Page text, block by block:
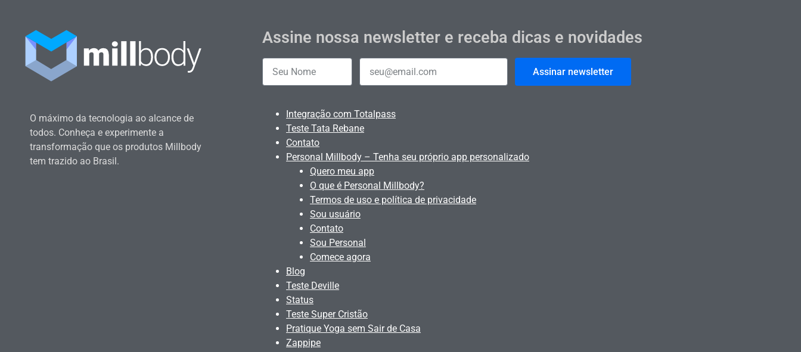
O máximo da tecnologia ao alcance de
todos. Conheça e experimente a
transformação que os produtos Millbody
tem trazido ao Brasil.
Assine nossa newsletter e receba dicas e novidades
Assinar newsletter
Integração com Totalpass
Teste Tata Rebane
Contato
Personal Millbody – Tenha seu próprio app personalizado
Quero meu app
O que é Personal Millbody?
Termos de uso e política de privacidade
Sou usuário
Contato
Sou Personal
Comece agora
Blog
Teste Deville
Status
Teste Super Cristão
Pratique Yoga sem Sair de Casa
Zappipe